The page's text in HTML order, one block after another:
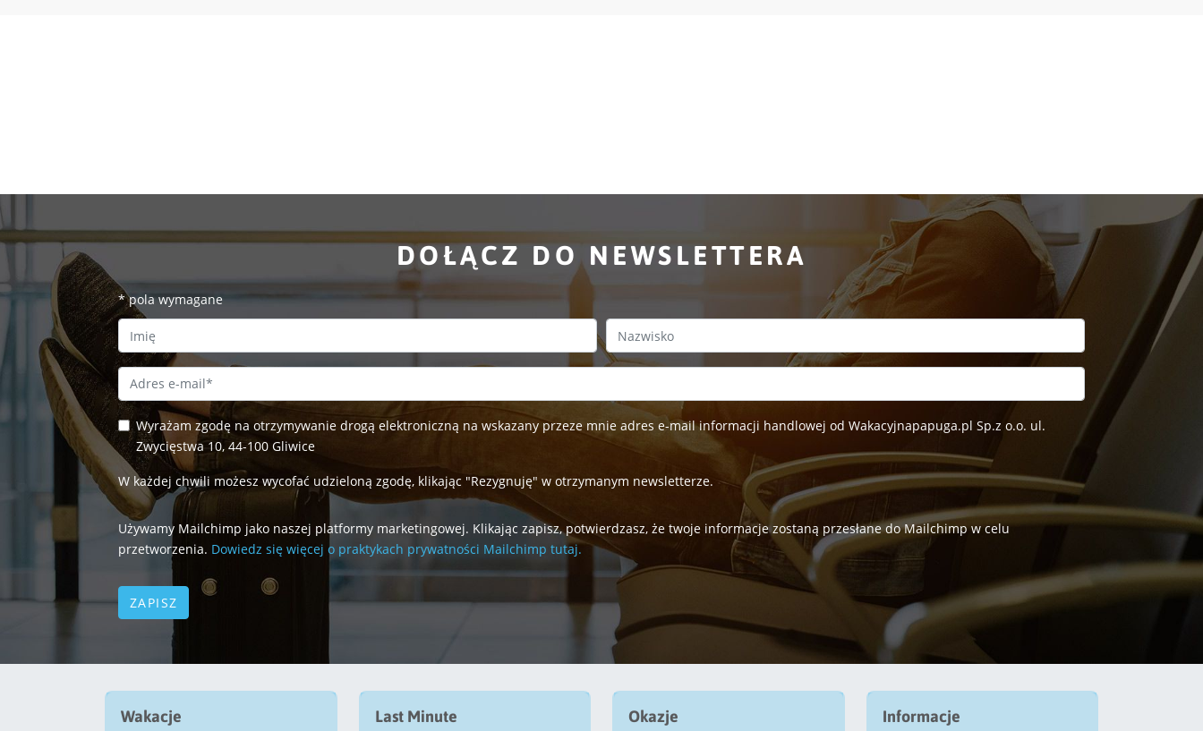
DOŁĄCZ DO NEWSLETTERA
*pola wymagane
First Name
Last Name
Email Address*
Wyrażam zgodę na otrzymywanie drogą elektroniczną na wskazany przeze mnie adres e-mail informacji handlowej od Wakacyjnapapuga.pl Sp.z o.o. ul.
Zwycięstwa 10, 44-100 Gliwice
W każdej chwili możesz wycofać udzieloną zgodę, klikając "Rezygnuję" w otrzymanym newsletterze.
Używamy Mailchimp jako naszej platformy marketingowej. Klikając zapisz, potwierdzasz, że twoje informacje zostaną przesłane do Mailchimp w celu
przetworzenia. Dowiedz się więcej o praktykach prywatności Mailchimp tutaj.
Wakacje Last Minute Okazje Informacje